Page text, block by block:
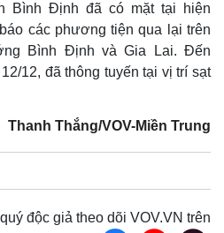
Thị trường
Giá vàng
Tiêu dùng
Giá cà phê
Bình Định đã có mặt tại hiện
các phương tiện qua lại trên
Bình Định và Gia Lai. Đến
12, đã thông tuyến tại vị trí sạt
Thanh Thắng/VOV-Miền Trung
độc giả theo dõi VOV.VN trên